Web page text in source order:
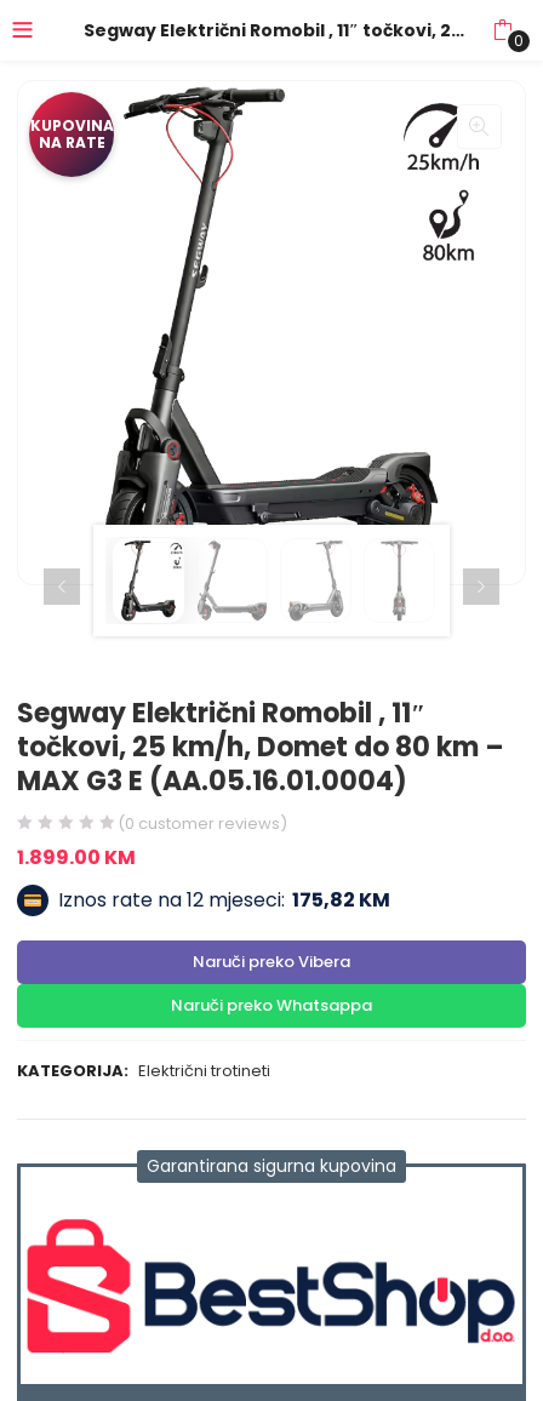
Segway Električni Romobil , 11″ točkovi, 25 km/h, Domet do 80 km – MAX G3 E (AA.05.16.01.0004) 0
KUPOVINA
NA RATE
Segway Električni Romobil , 11″
točkovi, 25 km/h, Domet do 80 km –
MAX G3 E (AA.05.16.01.0004)
(0 customer reviews)
1.899.00 KM
Iznos rate na 12 mjeseci: 175,82 KM
Naruči preko Vibera
Naruči preko Whatsappa
KATEGORIJA: Električni trotineti
Garantirana sigurna kupovina